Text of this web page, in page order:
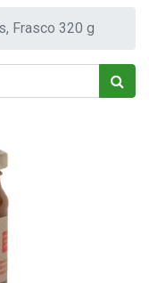
Frasco 320 g